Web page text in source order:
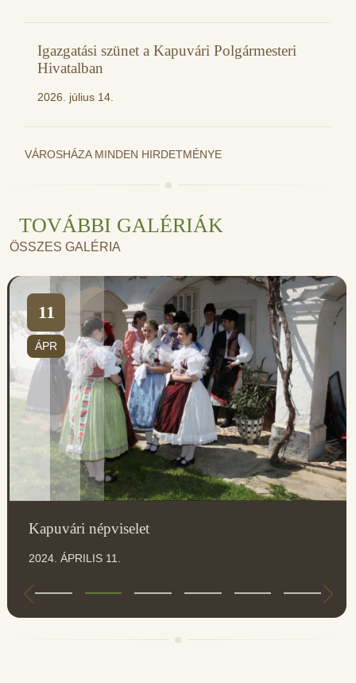
Igazgatási szünet a Kapuvári Polgármesteri
Hivatalban
2026. július 14.
VÁROSHÁZA MINDEN HIRDETMÉNYE
TOVÁBBI GALÉRIÁK
ÖSSZES GALÉRIA
11
ÁPR
Kapuvári népviselet
2024. ÁPRILIS 11.